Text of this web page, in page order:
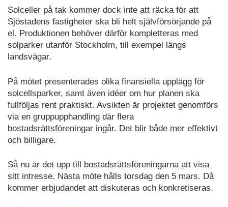
Solceller på tak kommer dock inte att räcka för att
Sjöstadens fastigheter ska bli helt självförsörjande på
el. Produktionen behöver därför kompletteras med
solparker utanför Stockholm, till exempel längs
landsvägar.
På mötet presenterades olika finansiella upplägg för
solcellsparker, samt även idéer om hur planen ska
fullföljas rent praktiskt. Avsikten är projektet genomförs
via en gruppupphandling där flera
bostadsrättsföreningar ingår. Det blir både mer effektivt
och billigare.
Så nu är det upp till bostadsrättsföreningarna att visa
sitt intresse. Nästa möte hålls torsdag den 5 mars. Då
kommer erbjudandet att diskuteras och konkretiseras.